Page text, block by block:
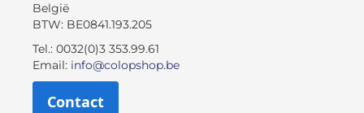
België
BTW: BE0841.193.205
Tel.: 0032(0)3 353.99.61
Email: info@colopshop.be
Contact